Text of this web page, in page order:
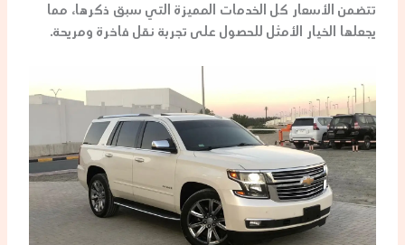
تتضمن الأسعار كل الخدمات المميزة التي سبق ذكرها، مما
يجعلها الخيار الأمثل للحصول على تجربة نقل فاخرة ومريحة.